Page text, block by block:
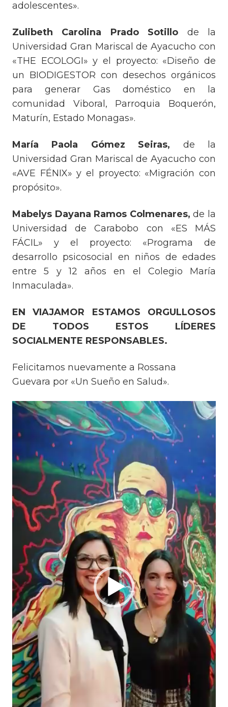
adolescentes».
Zulibeth Carolina Prado Sotillo de la
Universidad Gran Mariscal de Ayacucho con
«THE ECOLOGI» y el proyecto: «Diseño de
un BIODIGESTOR con desechos orgánicos
para generar Gas doméstico en la
comunidad Viboral, Parroquia Boquerón,
Maturín, Estado Monagas».
María Paola Gómez Seiras, de la
Universidad Gran Mariscal de Ayacucho con
«AVE FÉNIX» y el proyecto: «Migración con
propósito».
Mabelys Dayana Ramos Colmenares,de la
Universidad de Carabobo con «ES MÁS
FÁCIL» y el proyecto: «Programa de
desarrollo psicosocial en niños de edades
entre 5 y 12 años en el Colegio María
Inmaculada».
EN VIAJAMOR ESTAMOS ORGULLOSOS
DE TODOS ESTOS LÍDERES
SOCIALMENTE RESPONSABLES.
Felicitamos nuevamente a Rossana
Guevara por «Un Sueño en Salud».
Reproductor
vídeo